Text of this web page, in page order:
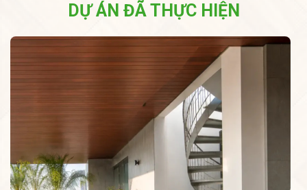
DỰ ÁN ĐÃ THỰC HIỆN